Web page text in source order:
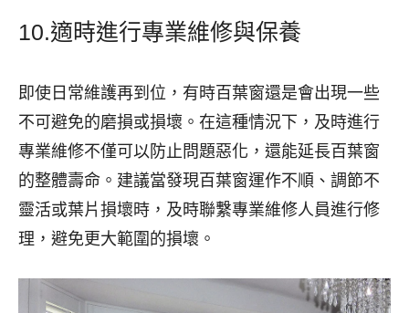
10.適時進行專業維修與保養
即使日常維護再到位，有時百葉窗還是會出現一些
不可避免的磨損或損壞。在這種情況下，及時進行
專業維修不僅可以防止問題惡化，還能延長百葉窗
的整體壽命。建議當發現百葉窗運作不順、調節不
靈活或葉片損壞時，及時聯繫專業維修人員進行修
理，避免更大範圍的損壞。